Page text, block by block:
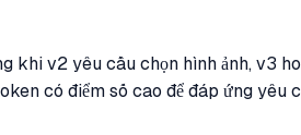
v2 yêu cầu chọn hình ảnh, v3
có điểm số cao để đáp ứng yêu